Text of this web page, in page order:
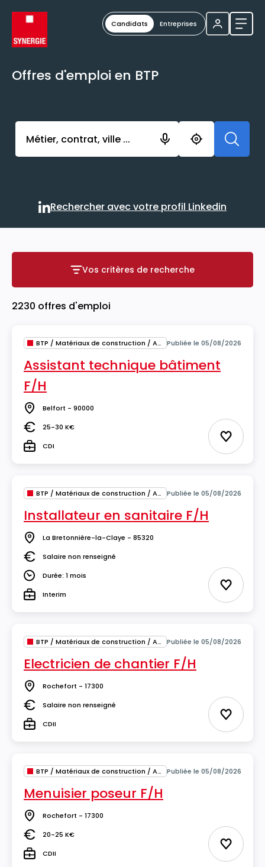
Candidats Entreprises
Offres d'emploi en BTP
Activer l’élément pour lancer l’enregistrement.
Rechercher avec votre
Rechercher avec votre profil Linkedin
Vos critères de recherche
Vos critères de recherche
2230 offres d'emploi
BTP / Matériaux de construction / Architecture Publiée le 05/08/2026
Assistant technique bâtiment
F/H
Lieu Belfort - 90000
Salaire25-30 K€
TypeCDI Ajouter
BTP / Matériaux de construction / Architecture Publiée le 05/08/2026
Installateur en sanitaire F/H
Lieu La Bretonnière-la-Claye - 85320
SalaireSalaire non renseigné
DuréeDurée: 1 mois
TypeInterim Ajouter
BTP / Matériaux de construction / Architecture Publiée le 05/08/2026
Electricien de chantier F/H
Lieu Rochefort - 17300
SalaireSalaire non renseigné
TypeCDII Ajouter
BTP / Matériaux de construction / Architecture Publiée le 05/08/2026
Menuisier poseur F/H
Lieu Rochefort - 17300
Salaire20-25 K€
TypeCDII Ajouter